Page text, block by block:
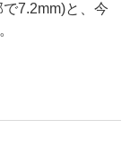
7.2mm)と、今